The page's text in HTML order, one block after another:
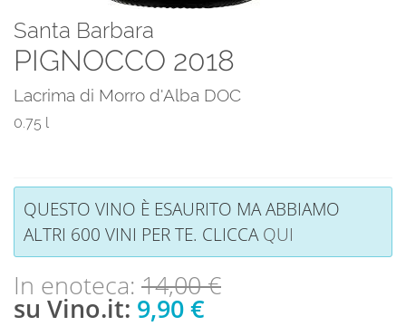
Santa Barbara
PIGNOCCO 2018
Lacrima di Morro d'Alba DOC
0.75 l
QUESTO VINO È ESAURITO MA ABBIAMO
ALTRI 600 VINI PER TE. CLICCAQUI
In enoteca: 14,00 €
su Vino.it: 9,90 €